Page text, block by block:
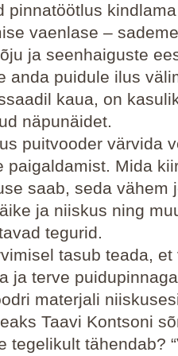
pinnatöötlus
vaenlase –
ja seenhaiguste
anda puidule ilus
kaua, on
näpunäidet.
puitvooder värvida
paigaldamist. Mida
saab, seda vähem
ja niiskus ning
tegurid.
tasub teada, et
ja terve
materjali
Taavi Kontsoni
tegelikult tähendab?